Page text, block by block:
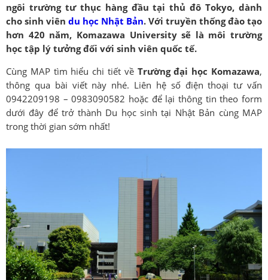
ngôi trường tư thục hàng đầu tại thủ đô Tokyo, dành
cho sinh viên du học Nhật Bản. Với truyền thống đào tạo
hơn 420 năm, Komazawa University sẽ là môi trường
học tập lý tưởng đối với sinh viên quốc tế.
Cùng MAP tìm hiểu chi tiết về Trường đại học Komazawa,
thông qua bài viết này nhé. Liên hệ số điện thoại tư vấn
0942209198 – 0983090582 hoặc để lại thông tin theo form
dưới đây để trở thành Du học sinh tại Nhật Bản cùng MAP
trong thời gian sớm nhất!